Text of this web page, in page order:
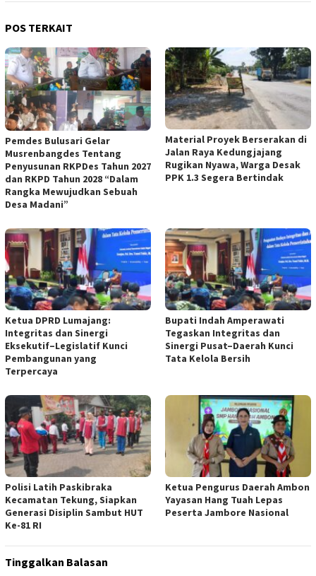
POS TERKAIT
Pemdes Bulusari Gelar
Musrenbangdes Tentang
Penyusunan RKPDes Tahun 2027
dan RKPD Tahun 2028 “Dalam
Rangka Mewujudkan Sebuah
Desa Madani”
Material Proyek Berserakan di
Jalan Raya Kedungjajang
Rugikan Nyawa, Warga Desak
PPK 1.3 Segera Bertindak
Ketua DPRD Lumajang:
Integritas dan Sinergi
Eksekutif–Legislatif Kunci
Pembangunan yang
Terpercaya
Bupati Indah Amperawati
Tegaskan Integritas dan
Sinergi Pusat–Daerah Kunci
Tata Kelola Bersih
Polisi Latih Paskibraka
Kecamatan Tekung, Siapkan
Generasi Disiplin Sambut HUT
Ke-81 RI
Ketua Pengurus Daerah Ambon
Yayasan Hang Tuah Lepas
Peserta Jambore Nasional
Tinggalkan Balasan